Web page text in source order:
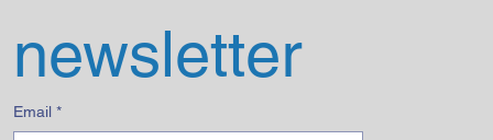
newsletter
Email *